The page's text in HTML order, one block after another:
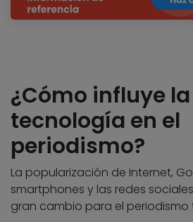
¿Cómo influye la
tecnología en el
periodismo?
La popularización de Internet,
smartphones y las redes
gran cambio para el periodismo